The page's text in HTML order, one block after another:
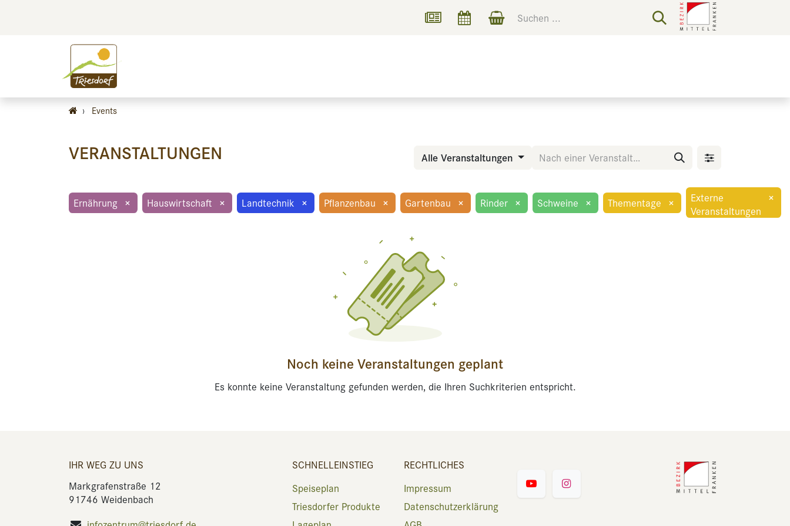
› Events
VERANSTALTUNGEN Alle Veranstaltungen
Ernährung × Hauswirtschaft × Landtechnik × Pflanzenbau × Gartenbau × Rinder × Schweine × Thementage ×
Externe
Veranstaltungen
×
Noch keine Veranstaltungen geplant
Es konnte keine Veranstaltung gefunden werden, die Ihren Suchkriterien entspricht.
IHR WEG ZU UNS
Markgrafenstraße 12
91746 Weidenbach
SCHNELLEINSTIEG
Speiseplan
Triesdorfer Produkte
RECHTLICHES
Impressum
Datenschutzerklärung